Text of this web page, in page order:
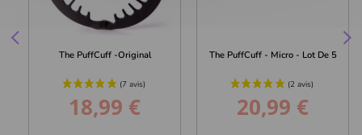
The PuffCuff -Original
Prix
18,99 €
The PuffCuff - Micro - Lot De 5
Prix
20,99 €